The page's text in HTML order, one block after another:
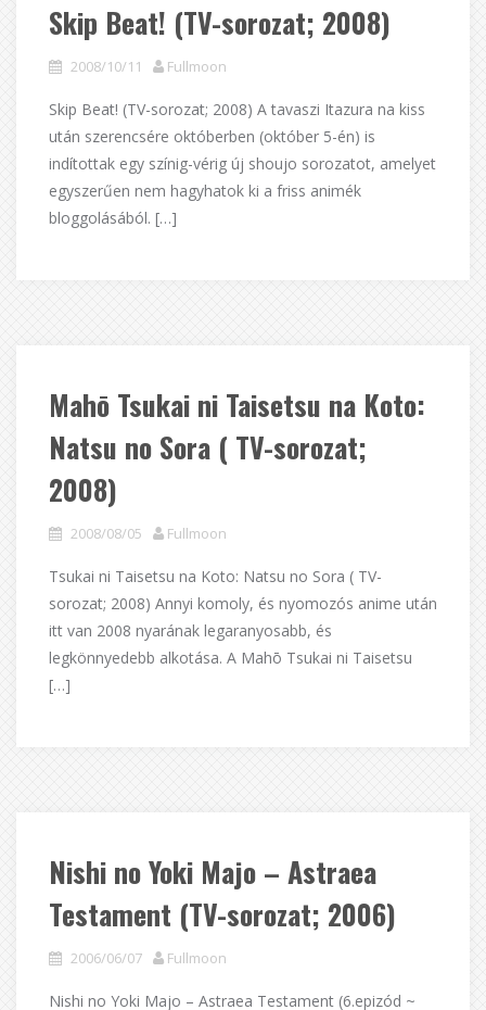
Skip Beat! (TV-sorozat; 2008)
2008/10/11 Fullmoon
Skip Beat! (TV-sorozat; 2008) A tavaszi Itazura na kiss
után szerencsére októberben (október 5-én) is
indítottak egy színig-vérig új shoujo sorozatot, amelyet
egyszerűen nem hagyhatok ki a friss animék
bloggolásából. […]
Mahō Tsukai ni Taisetsu na Koto:
Natsu no Sora ( TV-sorozat;
2008)
2008/08/05 Fullmoon
Tsukai ni Taisetsu na Koto: Natsu no Sora ( TV-
sorozat; 2008) Annyi komoly, és nyomozós anime után
itt van 2008 nyarának legaranyosabb, és
legkönnyedebb alkotása. A Mahō Tsukai ni Taisetsu
[…]
Nishi no Yoki Majo – Astraea
Testament (TV-sorozat; 2006)
2006/06/07 Fullmoon
Nishi no Yoki Majo – Astraea Testament (6.epizód ~